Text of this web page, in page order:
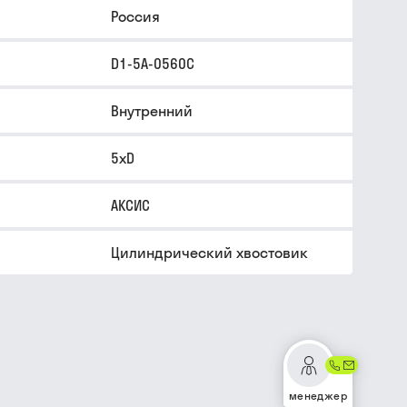
Россия
D1-5A-0560C
Внутренний
5xD
АКСИС
Цилиндрический хвостовик
менеджер